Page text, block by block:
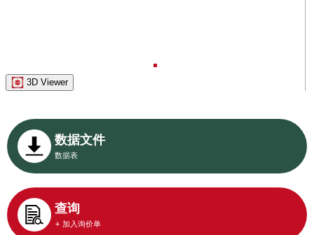
3D Viewer
数据文件
数据表
查询
+ 加入询价单